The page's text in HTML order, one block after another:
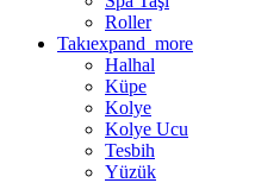
Roller
Takıexpand_more
Halhal
Küpe
Kolye
Kolye Ucu
Tesbih
Yüzük